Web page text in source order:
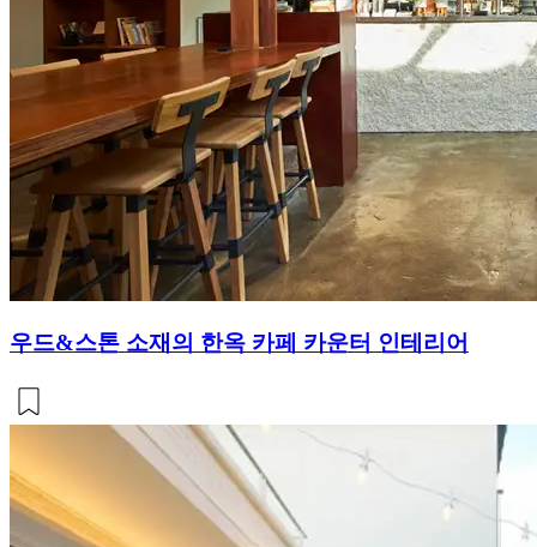
우드&스톤 소재의 한옥 카페 카운터 인테리어